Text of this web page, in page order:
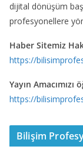
dijital dönüşüm
profesyonellere
Haber Sitemiz
https://
Yayın
https://
Bilişim